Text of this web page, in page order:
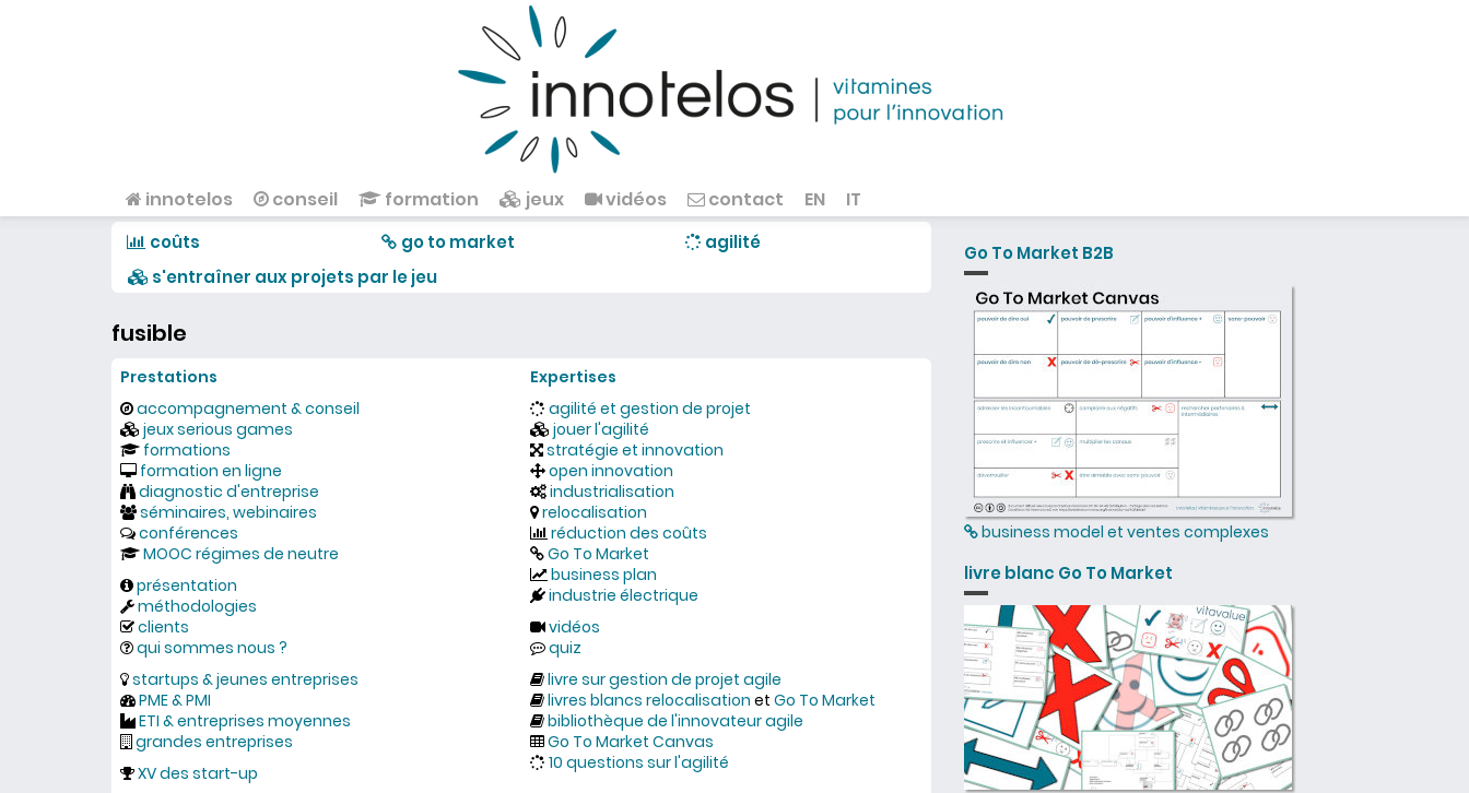
Menu principal
innotelos conseil formation jeux vidéos contact EN IT
coûts go to market
agilité
s'entraîner aux projets par le jeu
fusible
Prestations
accompagnement & conseil
jeux serious games
formations
formation en ligne
diagnostic d'entreprise
séminaires, webinaires
conférences
MOOC régimes de neutre
présentation
méthodologies
clients
qui sommes nous ?
startups & jeunes entreprises
PME & PMI
ETI & entreprises moyennes
grandes entreprises
XV des start-up
Expertises
agilité et gestion de projet
jouer l'agilité
stratégie et innovation
open innovation
industrialisation
relocalisation
réduction des coûts
Go To Market
business plan
industrie électrique
vidéos
quiz
livre sur gestion de projet agile
livres blancs relocalisation et Go To Market
bibliothèque de l'innovateur agile
Go To Market Canvas
10 questions sur l'agilité
Go To Market B2B
business model et ventes complexes
livre blanc Go To Market